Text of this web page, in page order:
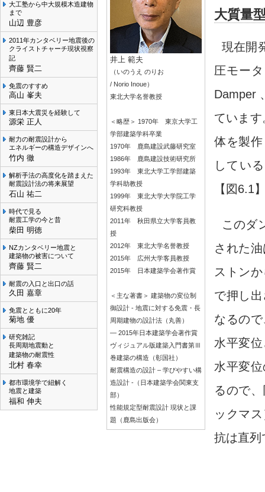
大工塾から中大規模木造建物
まで
山辺 豊彦
2011年カンタベリー地震後の
クライストチャーチ現状視察
記
齊藤 賢二
免震のすすめ
高山 峯夫
東日本大震災を経験して
源栄 正人
耐力の耐震設計から
エネルギーの構造デザインへ
竹内 徹
解析手法の高度化を踏まえた
耐震設計法の将来展望
石山 祐二
時代で見る
耐震工学の今と昔
柴田 明徳
NZカンタベリー地震と
建築物の被害について
齊藤 賢二
耐震の入口と出口の話
久田 嘉章
免震とともに20年
菊地 優
研究雑記
長周期地震動と
建築物の耐震性
北村 春幸
都市環境学で紐解く
地震と建築
福和 伸夫
井上 範夫
（いのうえ のりお
/ Norio Inoue）
東北大学名誉教授
＜略歴＞ 1970年 東京大学工
学部建築学科卒業
1970年 鹿島建設武藤研究室
1986年 鹿島建設技術研究所
1993年 東北大学工学部建築
学科助教授
1999年 東北大学大学院工学
研究科教授
2011年 秋田県立大学客員教
授
2012年 東北大学名誉教授
2015年 広州大学客員教授
2015年 日本建築学会著作賞
＜主な著書＞ 建築物の変位制
御設計 - 地震に対する免震・長
周期建物の設計法（丸善）
― 2015年日本建築学会著作賞
ヴィジュアル版建築入門書第Ⅲ
巻建築の構造（彰国社）
耐震構造の設計 – 学びやすい構
造設計 -（日本建築学会関東支
部）
性能規定型耐震設計 現状と課
題（鹿島出版会）
大質量
現在開
圧モー
Damper
ていま
体を製
してい
【図6.1
このダ
された
ストン
で押し
なるの
水平変
水平変
るので
ックマ
抗は直列